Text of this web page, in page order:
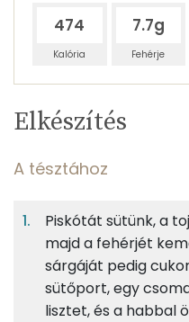
474
Kalória
7.7g
Fehérje
Egy
adagban
5%
A tésztához
37gtojás
TÁPANYAGTARTALOM
5%
Fehérje
27%
TOP ásványi anyagok
Elkészítés
A tésztához
Piskótát sütünk, a
majd a fehérjét
sárgáját pedig
sütőport, egy
lisztet, és a habbal